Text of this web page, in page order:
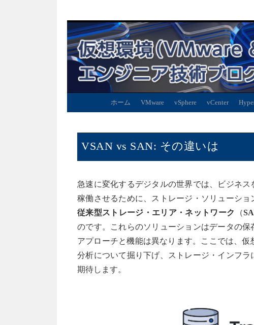
ホーム VMware vSphere vCenter
VSAN vs SAN: その違いは
急速に変化するデジタルの世界では、ビジネ
稼働させるために、ストレージ・ソリューシ
従来型ストレージ・エリア・ネットワーク
（
のです。これらのソリューションはデータの
アプローチと機能は異なります。ここでは、
分析について掘り下げ、ストレージ・インフ
期待します。